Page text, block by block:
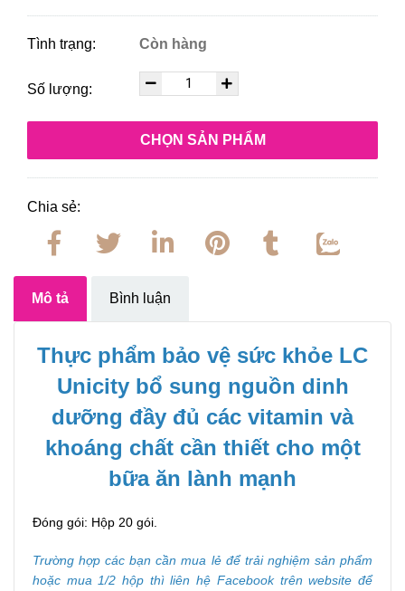
Tình trạng: Còn hàng
Số lượng:
CHỌN SẢN PHẨM
Chia sẻ:
Mô tả Bình luận
Thực phẩm bảo vệ sức khỏe LC
Unicity bổ sung nguồn dinh
dưỡng đầy đủ các vitamin và
khoáng chất cần thiết cho một
bữa ăn lành mạnh
Đóng gói: Hộp 20 gói.
Trường hợp các bạn cần mua lẻ để trải nghiệm sản phẩm
hoặc mua 1/2 hộp thì liên hệ Facebook trên website để